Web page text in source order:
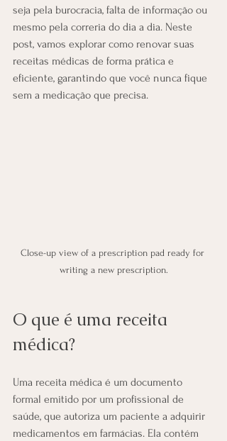
seja pela burocracia, falta de informação ou
mesmo pela correria do dia a dia. Neste
post, vamos explorar como renovar suas
receitas médicas de forma prática e
eficiente, garantindo que você nunca fique
sem a medicação que precisa.
Close-up view of a prescription pad ready for
writing a new prescription.
O que é uma receita
médica?
Uma receita médica é um documento
formal emitido por um profissional de
saúde, que autoriza um paciente a adquirir
medicamentos em farmácias. Ela contém